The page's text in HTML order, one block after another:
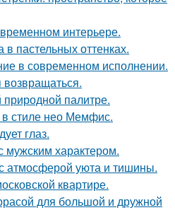
интерьере.
пастельных оттенках.
в современном исполнении.
палитре.
в стиле нео Мемфис.
глаз.
мужским характером.
атмосферой уюта и тишины.
квартире.
для большой и дружной